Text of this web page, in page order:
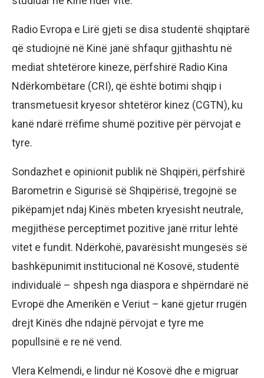
Radio Evropa e Lirë gjeti se disa studentë shqiptarë
që studiojnë në Kinë janë shfaqur gjithashtu në
mediat shtetërore kineze, përfshirë Radio Kina
Ndërkombëtare (CRI), që është botimi shqip i
transmetuesit kryesor shtetëror kinez (CGTN), ku
kanë ndarë rrëfime shumë pozitive për përvojat e
tyre.
Sondazhet e opinionit publik në Shqipëri, përfshirë
Barometrin e Sigurisë së Shqipërisë, tregojnë se
pikëpamjet ndaj Kinës mbeten kryesisht neutrale,
megjithëse perceptimet pozitive janë rritur lehtë
vitet e fundit. Ndërkohë, pavarësisht mungesës së
bashkëpunimit institucional në Kosovë, studentë
individualë – shpesh nga diaspora e shpërndarë në
Evropë dhe Amerikën e Veriut – kanë gjetur rrugën
drejt Kinës dhe ndajnë përvojat e tyre me
popullsinë e re në vend.
Vlera Kelmendi, e lindur në Kosovë dhe e migruar